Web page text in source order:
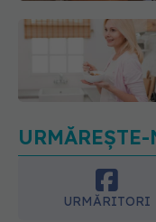
URMĂRITORI